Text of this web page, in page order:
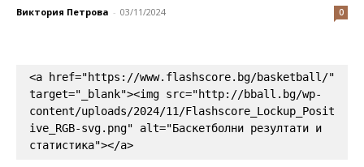
Виктория Петрова - 03/11/2024 0
<a href="https://www.flashscore.bg/basketball/"
target="_blank"><img src="http://bball.bg/wp-
content/uploads/2024/11/Flashscore_Lockup_Posit
ive_RGB-svg.png" alt="Баскетболни резултати и
статистика"></a>